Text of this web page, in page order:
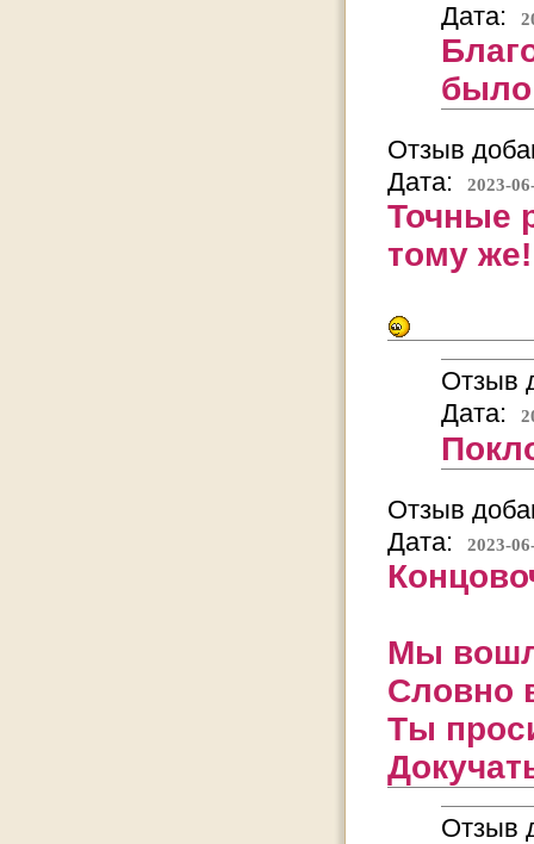
Дата:
Отзыв
Дата:
2023-
Точные
тому
Отзыв
Дата:
Отзыв
Дата:
2023-
Мы
Словно
Ты
Отзыв